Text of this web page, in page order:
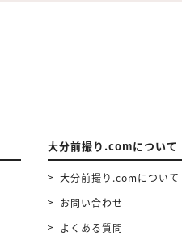
大分前撮り.comについて
大分前撮り.comについて
お問い合わせ
よくある質問